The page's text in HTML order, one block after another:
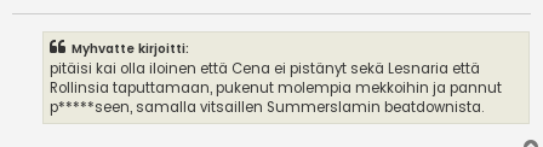
Myhvatte kirjoitti:
pitäisi kai olla iloinen että Cena ei pistänyt sekä Lesnaria että
Rollinsia taputtamaan, pukenut molempia mekkoihin ja pannut
p*****seen, samalla vitsaillen Summerslamin beatdownista.